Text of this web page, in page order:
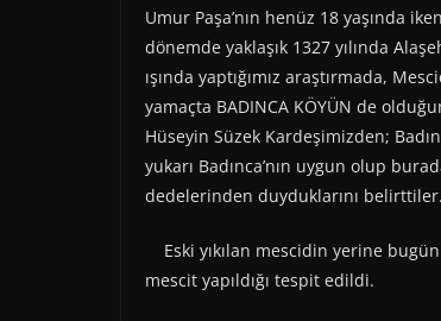
Umur Paşa’nın henüz 18 yaşında
dönemde yaklaşık 1327 yılında
ışında yaptığımız araştırmada,
yamaçta BADINCA KÖYÜN de
Hüseyin Süzek Kardeşimizden;
yukarı Badınca’nın uygun olup
dedelerinden duyduklarını belirttiler.
Eski yıkılan mescidin yerine bugün
mescit yapıldığı tespit edildi.